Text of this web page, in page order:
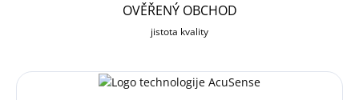
OVĚŘENÝ OBCHOD
jistota kvality